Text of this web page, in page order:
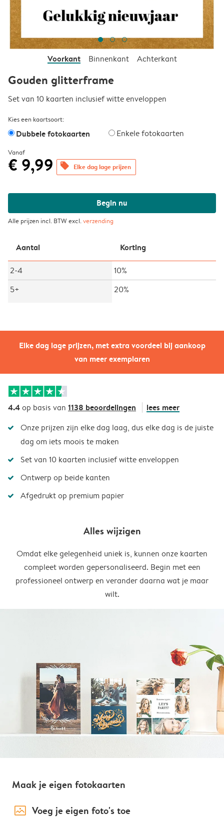
Elke dag lage prijzen, met extra voordeel bij aankoop
van meer exemplaren
Voorkant Binnenkant Achterkant
Gouden glitterframe
Set van 10 kaarten inclusief witte enveloppen
Kies een kaartsoort:
Dubbele fotokaarten Enkele fotokaarten
Vanaf
€ 9,99 offers Elke dag lage prijzen
Begin nu
Alle prijzen incl. BTW excl.verzending
Aantal Korting
2-4
10%
5+
20%
4.4op basis van 1138 beoordelingen lees meer
Onze prijzen zijn elke dag laag, dus elke dag is de juiste
dag om iets moois te maken
Set van 10 kaarten inclusief witte enveloppen
Ontwerp op beide kanten
Afgedrukt op premium papier
Alles wijzigen
Omdat elke gelegenheid uniek is, kunnen onze kaarten
compleet worden gepersonaliseerd. Begin met een
professioneel ontwerp en verander daarna wat je maar
wilt.
Maak je eigen fotokaarten
image_placeholder Voeg je eigen foto's toe